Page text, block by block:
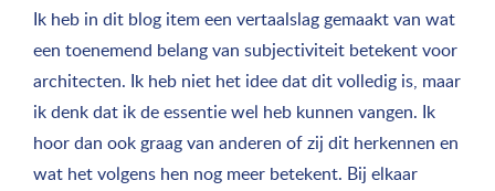
Ik heb in dit blog item een vertaalslag gemaakt van wat
een toenemend belang van subjectiviteit betekent voor
architecten. Ik heb niet het idee dat dit volledig is, maar
ik denk dat ik de essentie wel heb kunnen vangen. Ik
hoor dan ook graag van anderen of zij dit herkennen en
wat het volgens hen nog meer betekent. Bij elkaar